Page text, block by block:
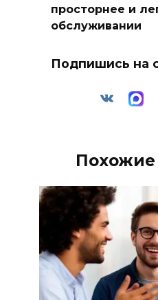
просторнее и
обслуживании
Подпишись на
Похожие